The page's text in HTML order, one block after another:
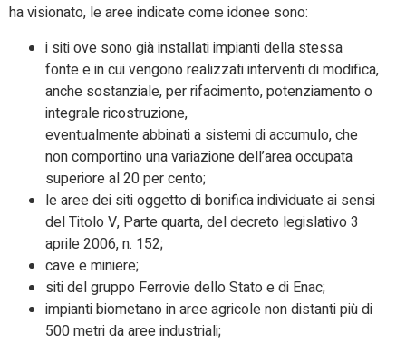
ha visionato, le aree indicate come idonee sono:
i siti ove sono già installati impianti della stessa
fonte e in cui vengono realizzati interventi di modifica,
anche sostanziale, per rifacimento, potenziamento o
integrale ricostruzione,
eventualmente abbinati a sistemi di accumulo, che
non comportino una variazione dell’area occupata
superiore al 20 per cento;
le aree dei siti oggetto di bonifica individuate ai sensi
del Titolo V, Parte quarta, del decreto legislativo 3
aprile 2006, n. 152;
cave e miniere;
siti del gruppo Ferrovie dello Stato e di Enac;
impianti biometano in aree agricole non distanti più di
500 metri da aree industriali;